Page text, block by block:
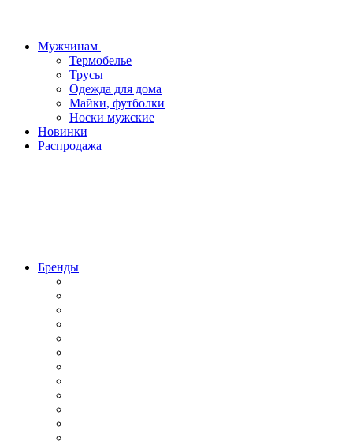
Мужчинам
Термобелье
Трусы
Одежда для дома
Майки, футболки
Носки мужские
Новинки
Распродажа
Бренды